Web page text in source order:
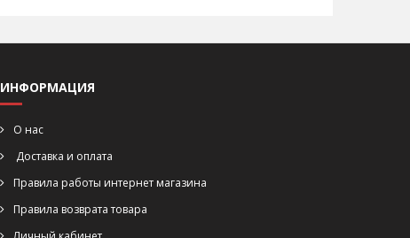
ИНФОРМАЦИЯ
О нас
Доставка и оплата
Правила работы интернет магазина
Правила возврата товара